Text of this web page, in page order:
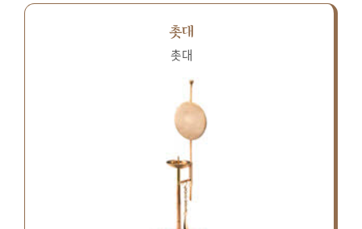
촛대
촛대